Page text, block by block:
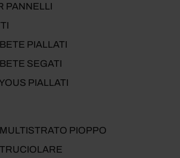
PANNELLI
PIALLATI
SEGATI
PIALLATI
PIOPPO